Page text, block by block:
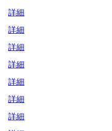
詳細
詳細
詳細
詳細
詳細
詳細
詳細